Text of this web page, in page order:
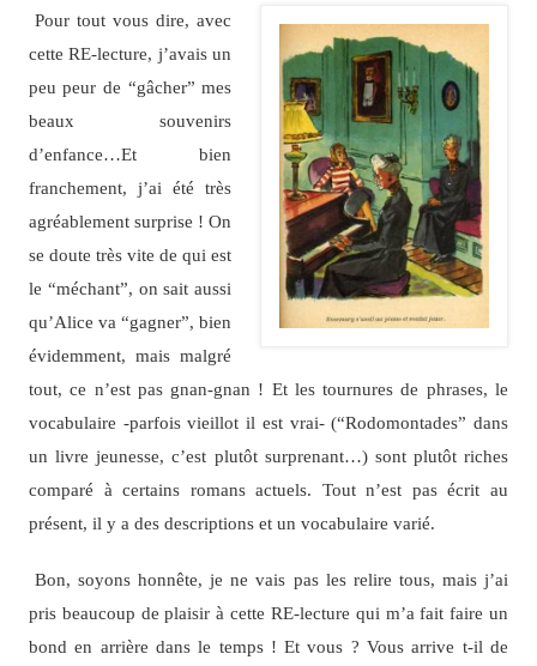
Pour tout vous dire, avec
cette RE-lecture, j’avais un
peu peur de “gâcher” mes
beaux souvenirs
d’enfance…Et bien
franchement, j’ai été très
agréablement surprise ! On
se doute très vite de qui est
le “méchant”, on sait aussi
qu’Alice va “gagner”, bien
évidemment, mais malgré
tout, ce n’est pas gnan-gnan ! Et les tournures de phrases, le
vocabulaire -parfois vieillot il est vrai- (“Rodomontades” dans
un livre jeunesse, c’est plutôt surprenant…) sont plutôt riches
comparé à certains romans actuels. Tout n’est pas écrit au
présent, il y a des descriptions et un vocabulaire varié.
Bon, soyons honnête, je ne vais pas les relire tous, mais j’ai
pris beaucoup de plaisir à cette RE-lecture qui m’a fait faire un
bond en arrière dans le temps ! Et vous ? Vous arrive t-il de